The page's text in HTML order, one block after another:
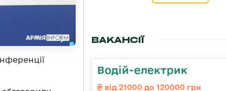
ВАКАНСІЇ
Водій-електрик
від 21000 до 120000 грн